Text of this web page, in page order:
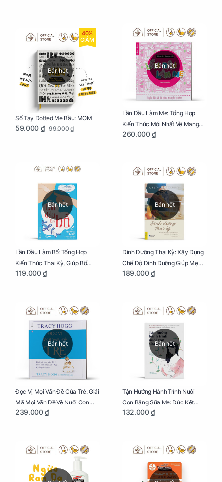
Bán hết
40%
GIẢM
Sổ Tay Dotted Mẹ Bầu: MOM
59.000 ₫ 99.000 ₫
Bán hết
Lần Đầu Làm Mẹ: Tổng Hợp
Kiến Thức Mới Nhất Về Mang
Thai Và Sinh Nở Cho Mẹ Bầu
260.000 ₫
Bán hết
Lần Đầu Làm Bố: Tổng Hợp
Kiến Thức Thai Kỳ, Giúp Bố
Thấu Hiểu Hơn Về Mẹ Bầu Và
119.000 ₫
Bán hết
Dinh Dưỡng Thai Kỳ: Xây Dựng
Chế Độ Dinh Dưỡng Giúp Mẹ
Khỏe, Con Yêu Phát Triển Toàn
189.000 ₫
Bán hết
Đọc Vị Mọi Vấn Đề Của Trẻ: Giải
Mã Mọi Vấn Đề Về Nuôi Con
Nhỏ (Ăn, Ngủ, Kỷ Luật Hành Vi),
239.000 ₫
Bán hết
Tận Hưởng Hành Trình Nuôi
Con Bằng Sữa Mẹ: Đúc Kết
Những Kiến Thức Quý Báu Về
Mình Trong Hành Trình Nuôi
Con Bằng Sữa Mẹ
132.000 ₫